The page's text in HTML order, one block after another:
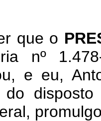
o
nº
e eu,
do